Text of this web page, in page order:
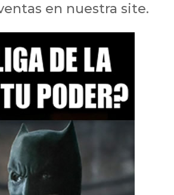
en nuestra site.